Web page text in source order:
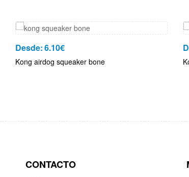
Desde:6.10€
Kong airdog squeaker bone
CONTACTO